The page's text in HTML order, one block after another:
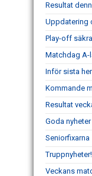
Resultat
Uppdatering
Play-off
Matchdag A-
Inför sista
Kommande
Resultat
Goda
Seniorfixarna
Truppnyheter!
Veckans